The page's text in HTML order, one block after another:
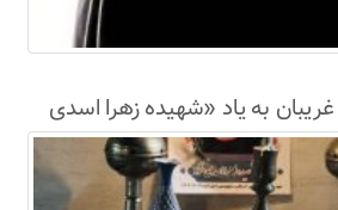
به یاد «شهیده زهرا اسدی
ترکش موشک‌های آمریکای